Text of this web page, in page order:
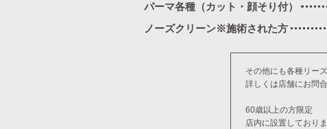
パーマ各種（カット・顔そり付）
ノーズクリーン※施術された方
その他にも各種リー
詳しくは店舗にお問合
60歳以上の方限定
店内に設置しており